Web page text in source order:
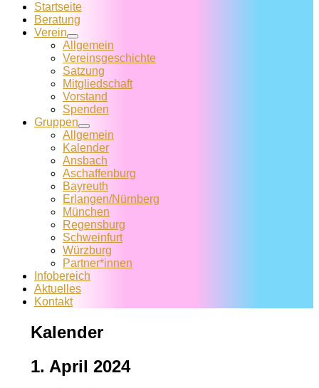
Startseite
Beratung
Verein
Allgemein
Vereins­geschichte
Satzung
Mitglied­schaft
Vorstand
Spenden
Gruppen
Allgemein
Kalender
Ansbach
Aschaffenburg
Bayreuth
Erlangen/Nürnberg
München
Regensburg
Schweinfurt
Würzburg
Partner*innen
Infobereich
Aktuelles
Kontakt
Kalender
1. April 2024